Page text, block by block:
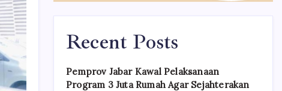
Recent Posts
Pemprov Jabar Kawal Pelaksanaan
Program 3 Juta Rumah Agar Sejahterakan